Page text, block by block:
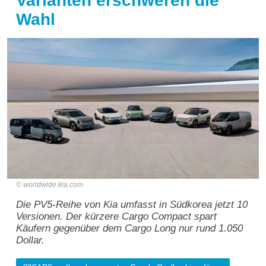
Wahl
worldwide.kia.com
Die PV5-Reihe von Kia umfasst in Südkorea jetzt 10
Versionen. Der kürzere Cargo Compact spart
Käufern gegenüber dem Cargo Long nur rund 1.050
Dollar.